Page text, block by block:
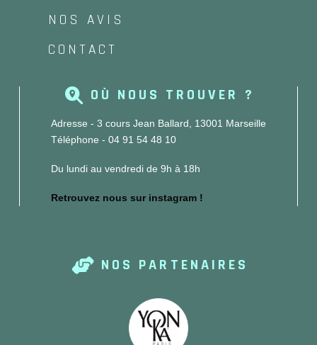
NOS AVIS
CONTACT
OÙ NOUS TROUVER ?
Adresse - 3 cours Jean Ballard, 13001 Marseille
Téléphone - 04 91 54 48 10
Du lundi au vendredi de 9h à 18h
Retrouvez nous sur instagram !
NOS PARTENAIRES